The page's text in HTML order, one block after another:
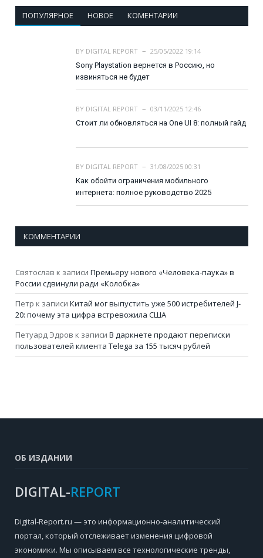
ПОПУЛЯРНОЕ НОВОЕ КОМЕНТАРИИ
BY DIGITAL REPORT
25/05/2022 19:14
Sony Playstation вернется в Россию, но
извиняться не будет
BY DIGITAL REPORT
03/11/2025 12:46
Стоит ли обновляться на One UI 8: полный гайд
BY DIGITAL REPORT
31/08/2025 00:31
Как обойти ограничения мобильного
интернета: полное руководство 2025
КОММЕНТАРИИ
Святослав к записи Премьеру нового «Человека-паука» в
России сдвинули ради «Колобка»
Петр к записи Китай мог выпустить уже 500 истребителей J-
20: почему эта цифра встревожила США
Петуард Эдров к записи В даркнете продают переписки
пользователей клиента Telega за 155 тысяч рублей
ОБ ИЗДАНИИ
DIGITAL-REPORT
Digital-Report.ru — это информационно-аналитический
портал, который отслеживает изменения цифровой
экономики. Мы описываем все технологические тренды,